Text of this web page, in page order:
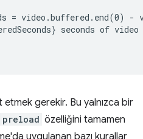
= video.buffered.end(0) -
seconds of
gerekir. Bu yalnızca bir
preload özelliğini tamamen